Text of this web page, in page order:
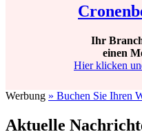
Ihr
einen
Hier klicken
Werbung » Buchen Sie Ihren
Aktuelle